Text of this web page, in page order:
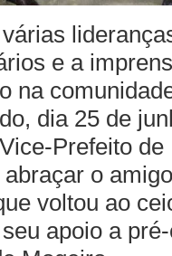
e a
na
dia 25 de
Prefeito
o
voltou ao
apoio a